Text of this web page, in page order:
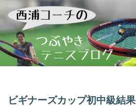
ビギナーズカップ初中級結果